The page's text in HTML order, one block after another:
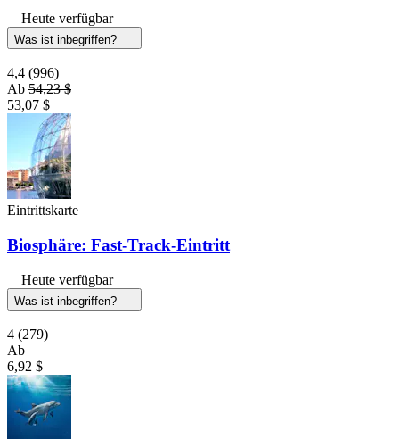
Heute verfügbar
Was ist inbegriffen?
4,4 (996)
Ab 54,23 $
53,07 $
Eintrittskarte
Biosphäre: Fast-Track-Eintritt
Heute verfügbar
Was ist inbegriffen?
4 (279)
Ab
6,92 $